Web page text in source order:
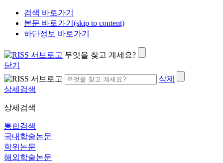
검색 바로가기
본문 바로가기(skip to content)
하단정보 바로가기
무엇을 찾고 계세요?
닫기
삭제
상세검색
상세검색
통합검색
국내학술논문
학위논문
해외학술논문